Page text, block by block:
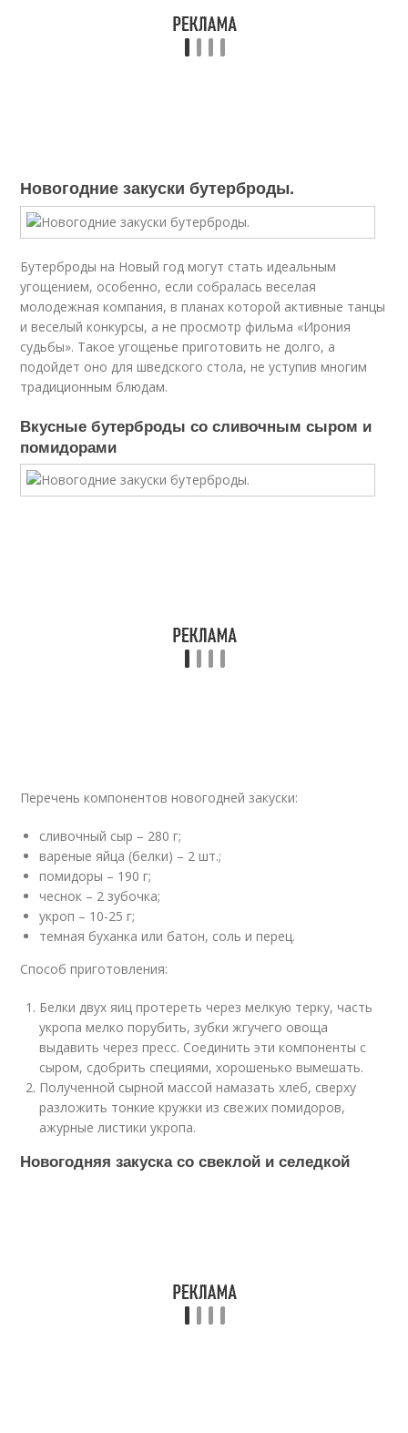
Новогодние закуски бутерброды.
Бутерброды на Новый год могут стать идеальным
угощением, особенно, если собралась веселая
молодежная компания, в планах которой активные танцы
и веселый конкурсы, а не просмотр фильма «Ирония
судьбы». Такое угощенье приготовить не долго, а
подойдет оно для шведского стола, не уступив многим
традиционным блюдам.
Вкусные бутерброды со сливочным сыром и
помидорами
Перечень компонентов новогодней закуски:
сливочный сыр – 280 г;
вареные яйца (белки) – 2 шт.;
помидоры – 190 г;
чеснок – 2 зубочка;
укроп – 10-25 г;
темная буханка или батон, соль и перец.
Способ приготовления:
Белки двух яиц протереть через мелкую терку, часть
укропа мелко порубить, зубки жгучего овоща
выдавить через пресс. Соединить эти компоненты с
сыром, сдобрить специями, хорошенько вымешать.
Полученной сырной массой намазать хлеб, сверху
разложить тонкие кружки из свежих помидоров,
ажурные листики укропа.
Новогодняя закуска со свеклой и селедкой